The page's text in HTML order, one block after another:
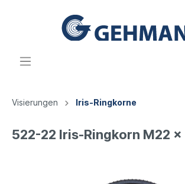
Visierungen Iris-Ringkorne
522-22 Iris-Ringkorn M22 x